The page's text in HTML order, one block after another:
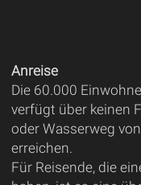
Anreise
Die 60.000
verfügt über keinen
oder Wasserweg
erreichen.
Für Reisende, die